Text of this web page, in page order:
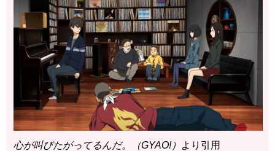
心が叫びたがってるんだ。（GYAO!） より引用